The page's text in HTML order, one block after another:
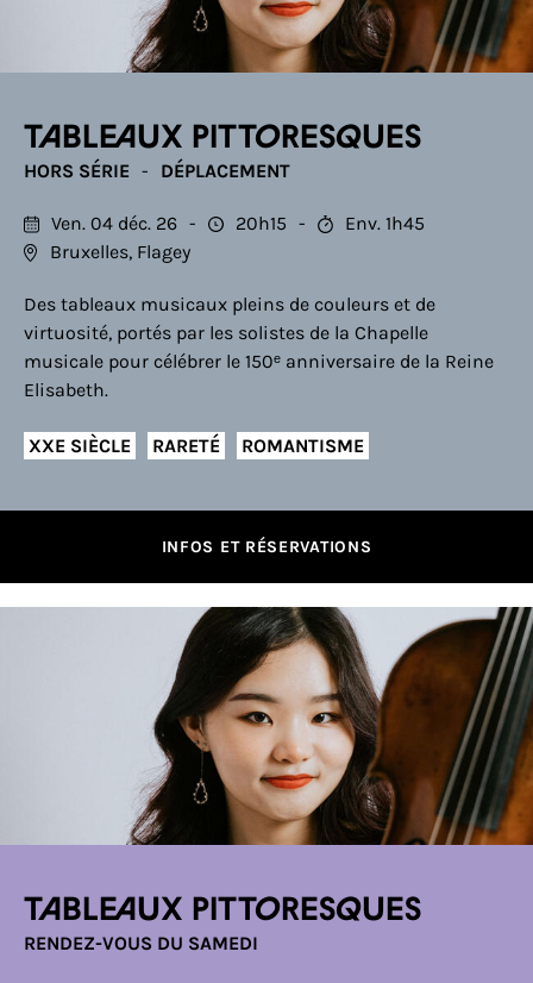
Tableaux pittoresques
HORS SÉRIE DÉPLACEMENT
Ven. 04 déc. 26 20h15
Env. 1h45
Bruxelles, Flagey
Des tableaux musicaux pleins de couleurs et de
virtuosité, portés par les solistes de la Chapelle
musicale pour célébrer le 150ᵉ anniversaire de la Reine
Elisabeth.
XXE SIÈCLE RARETÉ ROMANTISME
INFOS ET RÉSERVATIONS
Tableaux pittoresques
RENDEZ-VOUS DU SAMEDI